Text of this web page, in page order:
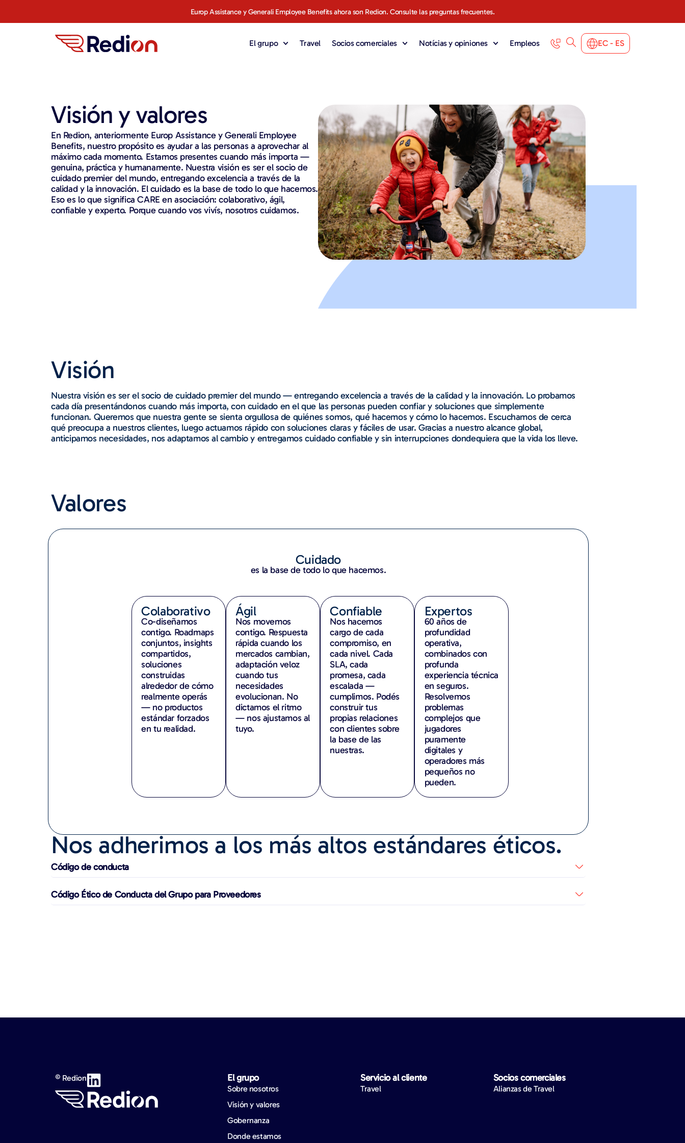
Europ Assistance y Generali Employee Benefits ahora son Redion. Consulte las preguntas frecuentes.
El grupo Travel Socios comerciales Notícias y opiniones Empleos EC - ES
Visión y valores
En Redion, anteriormente Europ Assistance y Generali Employee
Benefits, nuestro propósito es ayudar a las personas a aprovechar al
máximo cada momento. Estamos presentes cuando más importa —
genuina, práctica y humanamente. Nuestra visión es ser el socio de
cuidado premier del mundo, entregando excelencia a través de la
calidad y la innovación. El cuidado es la base de todo lo que hacemos.
Eso es lo que significa CARE en asociación: colaborativo, ágil,
confiable y experto. Porque cuando vos vivís, nosotros cuidamos.
Visión
Nuestra visión es ser el socio de cuidado premier del mundo — entregando excelencia a través de la calidad y la innovación. Lo probamos
cada día presentándonos cuando más importa, con cuidado en el que las personas pueden confiar y soluciones que simplemente
funcionan. Queremos que nuestra gente se sienta orgullosa de quiénes somos, qué hacemos y cómo lo hacemos. Escuchamos de cerca
qué preocupa a nuestros clientes, luego actuamos rápido con soluciones claras y fáciles de usar. Gracias a nuestro alcance global,
anticipamos necesidades, nos adaptamos al cambio y entregamos cuidado confiable y sin interrupciones dondequiera que la vida los lleve.
Valores
Cuidado
es la base de todo lo que hacemos.
Colaborativo
Co-diseñamos
contigo. Roadmaps
conjuntos, insights
compartidos,
soluciones
construidas
alrededor de cómo
realmente operás
— no productos
estándar forzados
en tu realidad.
Ágil
Nos movemos
contigo. Respuesta
rápida cuando los
mercados cambian,
adaptación veloz
cuando tus
necesidades
evolucionan. No
dictamos el ritmo
— nos ajustamos al
tuyo.
Confiable
Nos hacemos
cargo de cada
compromiso, en
cada nivel. Cada
SLA, cada
promesa, cada
escalada —
cumplimos. Podés
construir tus
propias relaciones
con clientes sobre
la base de las
nuestras.
Expertos
60 años de
profundidad
operativa,
combinados con
profunda
experiencia técnica
en seguros.
Resolvemos
problemas
complejos que
jugadores
puramente
digitales y
operadores más
pequeños no
pueden.
Nos adherimos a los más altos estándares éticos.
Código de conducta
Código Ético de Conducta del Grupo para Proveedores
© Redion El grupo
Sobre nosotros
Visión y valores
Gobernanza
Donde estamos
Servicio al cliente
Travel
Socios comerciales
Alianzas de Travel